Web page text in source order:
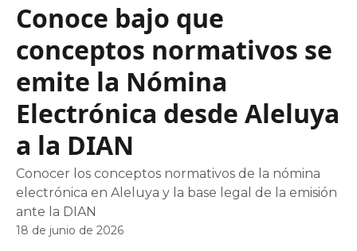
Conoce bajo que
conceptos normativos se
emite la Nómina
Electrónica desde Aleluya
a la DIAN
Conocer los conceptos normativos de la nómina
electrónica en Aleluya y la base legal de la emisión
ante la DIAN
18 de junio de 2026